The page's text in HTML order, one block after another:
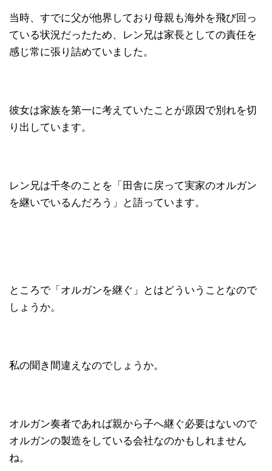
当時、すでに父が他界しており母親も海外を飛び回っ
ている状況だったため、レン兄は家長としての責任を
感じ常に張り詰めていました。
彼女は家族を第一に考えていたことが原因で別れを切
り出しています。
レン兄は千冬のことを「田舎に戻って実家のオルガン
を継いでいるんだろう」と語っています。
ところで「オルガンを継ぐ」とはどういうことなので
しょうか。
私の聞き間違えなのでしょうか。
オルガン奏者であれば親から子へ継ぐ必要はないので
オルガンの製造をしている会社なのかもしれません
ね。